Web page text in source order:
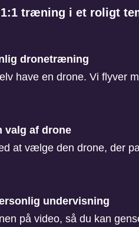
træning i et roligt
dronetræning
have en drone. Vi flyver
valg af drone
at vælge den drone, der
undervisning
på video, så du kan